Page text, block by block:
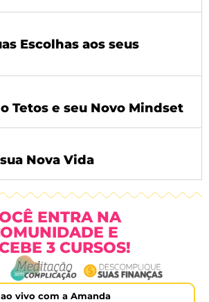
Escolhas aos seus
Tetos e seu Novo Mindset
Nova Vida
ENTRA NA
E
3 CURSOS!
vivo com a Amanda